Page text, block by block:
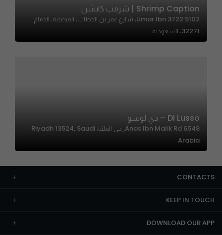
Shrimp Caption | شرمب كابشن
9102 3722 Umar Ibn، شارع عمر بن الخطاب، الفيصلية، الدمام
32271، السعودية
Di Lusso – دي لوسو
6548 Anas Ibn Malik Rd, حي الملقا، Riyadh 13524, Saudi
Arabia
CONTACTS
KEEP IN TOUCH
DOWNLOAD OUR APP